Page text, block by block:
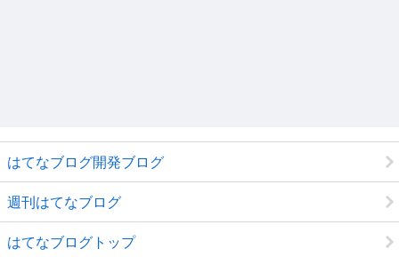
はてなブログ開発ブログ
週刊はてなブログ
はてなブログトップ